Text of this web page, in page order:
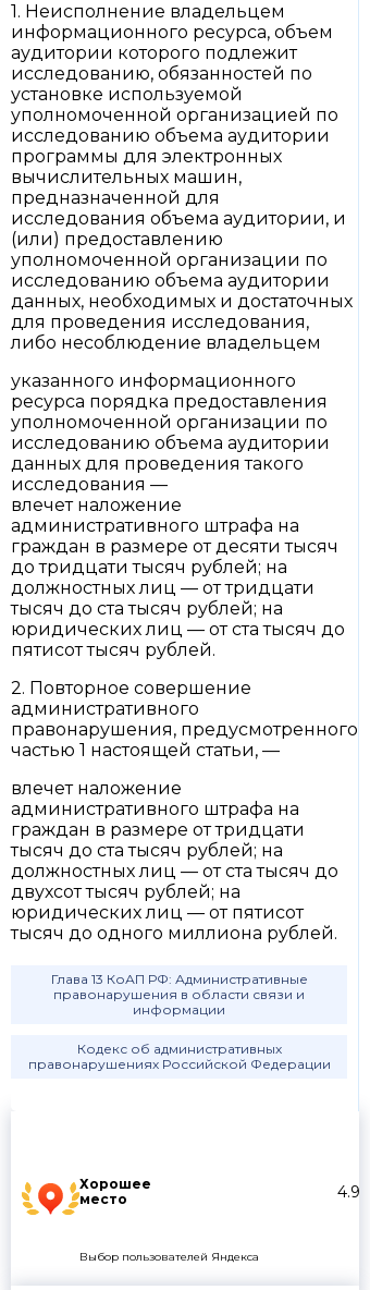
Хорошее
место
4.9
Выбор пользователей Яндекса
1. Неисполнение владельцем
информационного ресурса, объем
аудитории которого подлежит
исследованию, обязанностей по
установке используемой
уполномоченной организацией по
исследованию объема аудитории
программы для электронных
вычислительных машин,
предназначенной для
исследования объема аудитории, и
(или) предоставлению
уполномоченной организации по
исследованию объема аудитории
данных, необходимых и достаточных
для проведения исследования,
либо несоблюдение владельцем
указанного информационного
ресурса порядка предоставления
уполномоченной организации по
исследованию объема аудитории
данных для проведения такого
исследования —
влечет наложение
административного штрафа на
граждан в размере от десяти тысяч
до тридцати тысяч рублей; на
должностных лиц — от тридцати
тысяч до ста тысяч рублей; на
юридических лиц — от ста тысяч до
пятисот тысяч рублей.
2. Повторное совершение
административного
правонарушения, предусмотренного
частью 1 настоящей статьи, —
влечет наложение
административного штрафа на
граждан в размере от тридцати
тысяч до ста тысяч рублей; на
должностных лиц — от ста тысяч до
двухсот тысяч рублей; на
юридических лиц — от пятисот
тысяч до одного миллиона рублей.
Глава 13 КоАП РФ: Административные
правонарушения в области связи и
информации
Кодекс об административных
правонарушениях Российской Федерации